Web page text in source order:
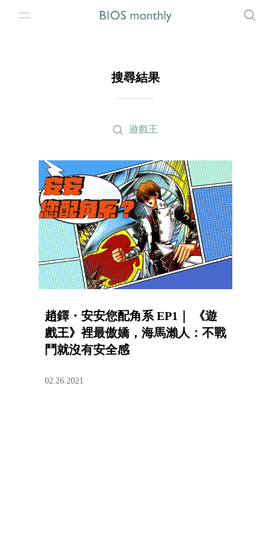
搜尋結果
遊戲王
趙鐸・安安您配角系 EP1｜ 《遊
戲王》裡最傲嬌，海馬瀨人：不戰
鬥就沒有安全感
02.26.2021